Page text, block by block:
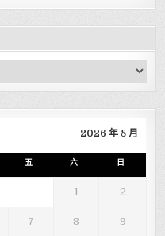
2026 年 8 月
五 六 日
1 2
7 8 9